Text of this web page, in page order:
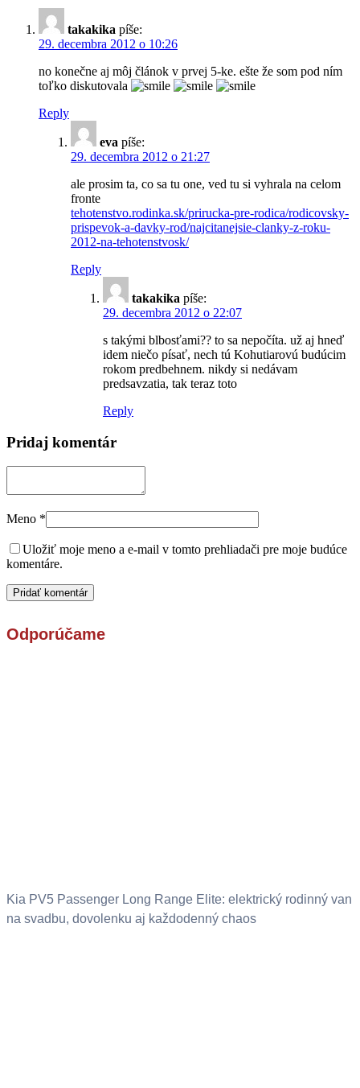
takakika píše:
29. decembra 2012 o 10:26
no konečne aj môj článok v prvej 5-ke. ešte že som pod ním
toľko diskutovala
Reply
eva píše:
29. decembra 2012 o 21:27
ale prosim ta, co sa tu one, ved tu si vyhrala na celom
fronte
tehotenstvo.rodinka.sk/prirucka-pre-rodica/rodicovsky-
prispevok-a-davky-rod/najcitanejsie-clanky-z-roku-
2012-na-tehotenstvosk/
Reply
takakika píše:
29. decembra 2012 o 22:07
s takými blbosťami?? to sa nepočíta. už aj hneď
idem niečo písať, nech tú Kohutiarovú budúcim
rokom predbehnem. nikdy si nedávam
predsavzatia, tak teraz toto
Reply
Pridaj komentár
Meno *
Uložiť moje meno a e-mail v tomto prehliadači pre moje budúce
komentáre.
Odporúčame
Kia PV5 Passenger Long Range Elite: elektrický rodinný van
na svadbu, dovolenku aj každodenný chaos